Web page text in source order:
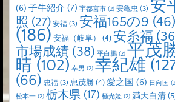
(6) 子牛紹介 (7) 宇都宮市 (2) 安亀忠 (3) 安
照 (27) 安福 (3) 安福165の9 (46)
(186) 安福（岐阜） (4) 安糸福
市場成績 (38) 平白鵬 (2) 平茂
晴 (102) 幸男 (2) 幸紀雄
(66) 忠福 (3) 忠茂勝 (4) 愛之国 (6) 日向国
松本一 (2) 栃木県 (17) 極光姫 (2) 満天白清